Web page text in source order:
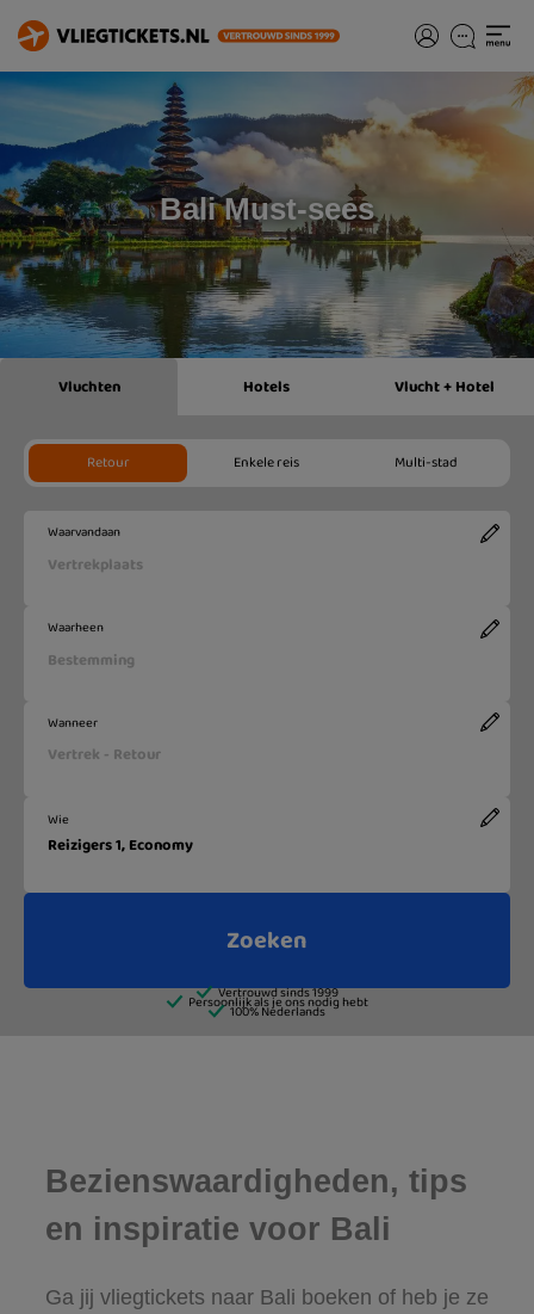
Bali Must-sees
Bezienswaardigheden, tips
en inspiratie voor Bali
Ga jij vliegtickets naar Bali boeken of heb je ze